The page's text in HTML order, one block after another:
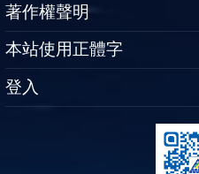
著作權聲明
本站使用正體字
登入